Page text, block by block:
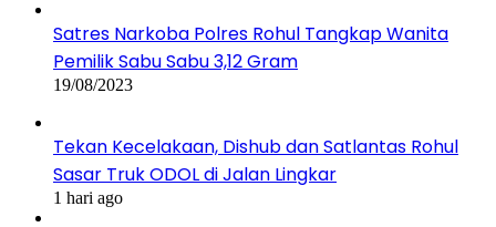
Satres Narkoba Polres Rohul Tangkap Wanita
Pemilik Sabu Sabu 3,12 Gram
19/08/2023
Tekan Kecelakaan, Dishub dan Satlantas Rohul
Sasar Truk ODOL di Jalan Lingkar
1 hari ago